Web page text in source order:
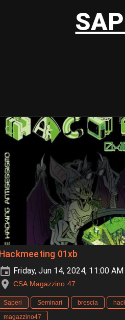
Hackmeeting 01xb
Friday, Jun 14, 2024, 11:00
CSA Magazzino 47
Saperi Seminari brescia
magazzino47